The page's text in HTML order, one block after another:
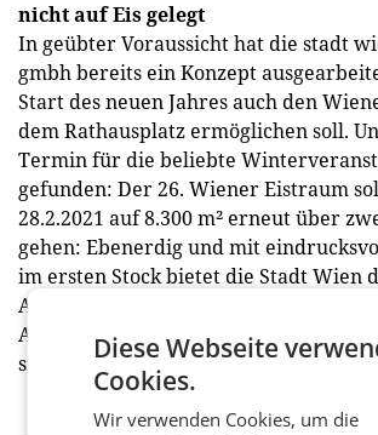
nicht auf Eis gelegt
In geübter Voraussicht hat die stadt
gmbh bereits ein Konzept
Start des neuen Jahres auch den
dem Rathausplatz ermöglichen soll.
Termin für die beliebte
gefunden: Der 26. Wiener Eistraum
28.2.2021 auf 8.300 m² erneut über
gehen: Ebenerdig und mit
im ersten Stock bietet die Stadt Wien
Air-Sportmöglichkeit, bei der die
Abstand in schönstem Ambiente
sicher dahingleiten können. (red)
Diese Webseite
Cookies.
Wir verwenden Cookies, um die